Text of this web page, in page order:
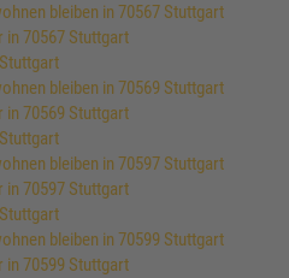
bleiben in 70567 Stuttgart
70567 Stuttgart
bleiben in 70569 Stuttgart
70569 Stuttgart
bleiben in 70597 Stuttgart
70597 Stuttgart
bleiben in 70599 Stuttgart
70599 Stuttgart